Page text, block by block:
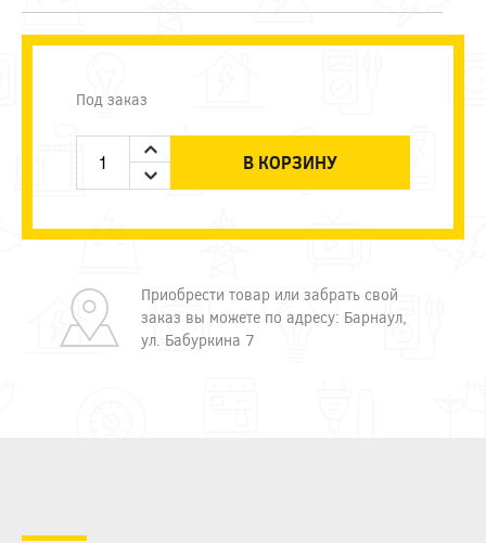
Под заказ
В КОРЗИНУ
Приобрести товар или забрать свой
заказ вы можете по адресу: Барнаул,
ул. Бабуркина 7